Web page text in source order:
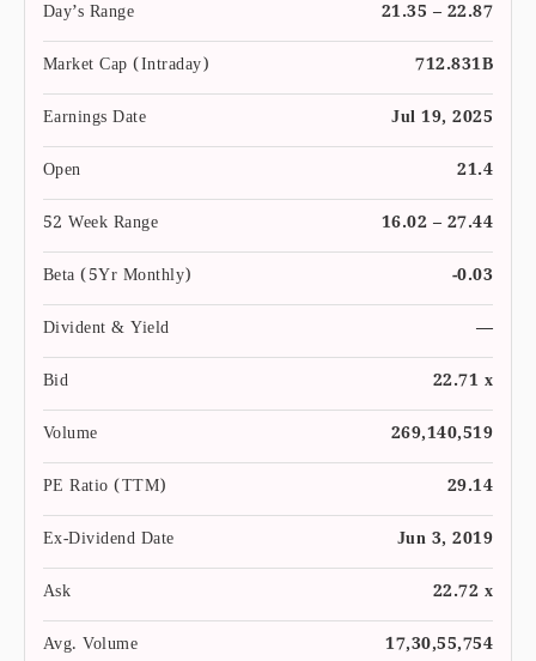
Day’s Range
21.35 – 22.87
Market Cap (Intraday)
712.831B
Earnings Date
Jul 19, 2025
Open
21.4
52 Week Range
16.02 – 27.44
Beta (5Yr Monthly)
-0.03
Divident & Yield
—
Bid
22.71 x
Volume
269,140,519
PE Ratio (TTM)
29.14
Ex-Dividend Date
Jun 3, 2019
Ask
22.72 x
Avg. Volume
17,30,55,754